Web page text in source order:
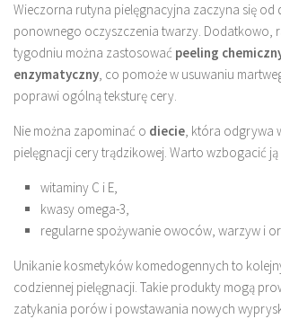
Wieczorna rutyna pielęgnacyjna zaczyna się od
ponownego oczyszczenia twarzy. Dodatkowo,
tygodniu można zastosować peeling
enzymatyczny, co pomoże w usuwaniu
poprawi ogólną teksturę cery.
Nie można zapominać o diecie, która odgrywa
pielęgnacji cery trądzikowej. Warto wzbogacić ją
witaminy C i E,
kwasy omega-3,
regularne spożywanie owoców, warzyw i
Unikanie kosmetyków komedogennych to
codziennej pielęgnacji. Takie produkty mogą
zatykania porów i powstawania nowych